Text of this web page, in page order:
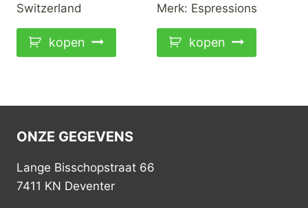
Switzerland
kopen
Merk: Espressions
kopen
ONZE GEGEVENS
Lange Bisschopstraat 66
7411 KN Deventer